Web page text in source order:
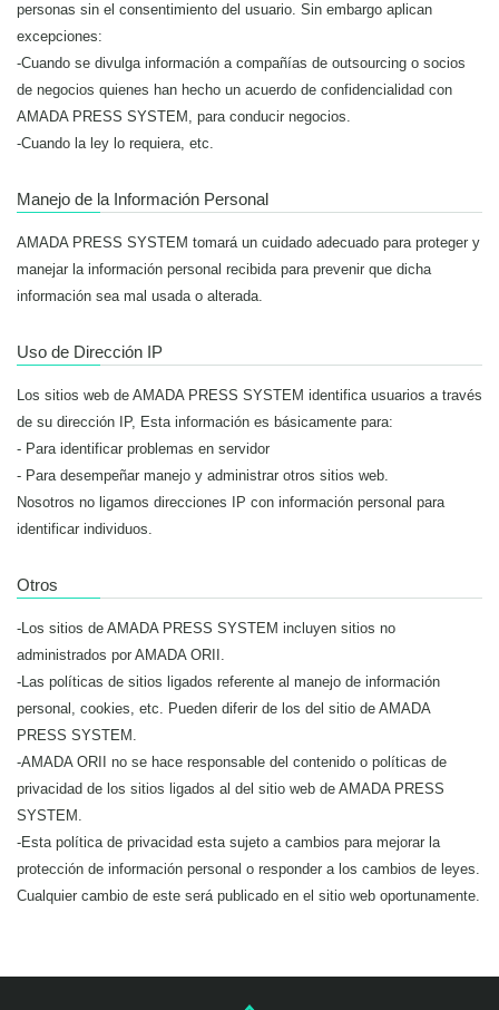
personas sin el consentimiento del usuario. Sin embargo aplican
excepciones:
-Cuando se divulga información a compañías de outsourcing o socios
de negocios quienes han hecho un acuerdo de confidencialidad con
AMADA PRESS SYSTEM, para conducir negocios.
-Cuando la ley lo requiera, etc.
Manejo de la Información Personal
AMADA PRESS SYSTEM tomará un cuidado adecuado para proteger y
manejar la información personal recibida para prevenir que dicha
información sea mal usada o alterada.
Uso de Dirección IP
Los sitios web de AMADA PRESS SYSTEM identifica usuarios a través
de su dirección IP, Esta información es básicamente para:
- Para identificar problemas en servidor
- Para desempeñar manejo y administrar otros sitios web.
Nosotros no ligamos direcciones IP con información personal para
identificar individuos.
Otros
-Los sitios de AMADA PRESS SYSTEM incluyen sitios no
administrados por AMADA ORII.
-Las políticas de sitios ligados referente al manejo de información
personal, cookies, etc. Pueden diferir de los del sitio de AMADA
PRESS SYSTEM.
-AMADA ORII no se hace responsable del contenido o políticas de
privacidad de los sitios ligados al del sitio web de AMADA PRESS
SYSTEM.
-Esta política de privacidad esta sujeto a cambios para mejorar la
protección de información personal o responder a los cambios de leyes.
Cualquier cambio de este será publicado en el sitio web oportunamente.